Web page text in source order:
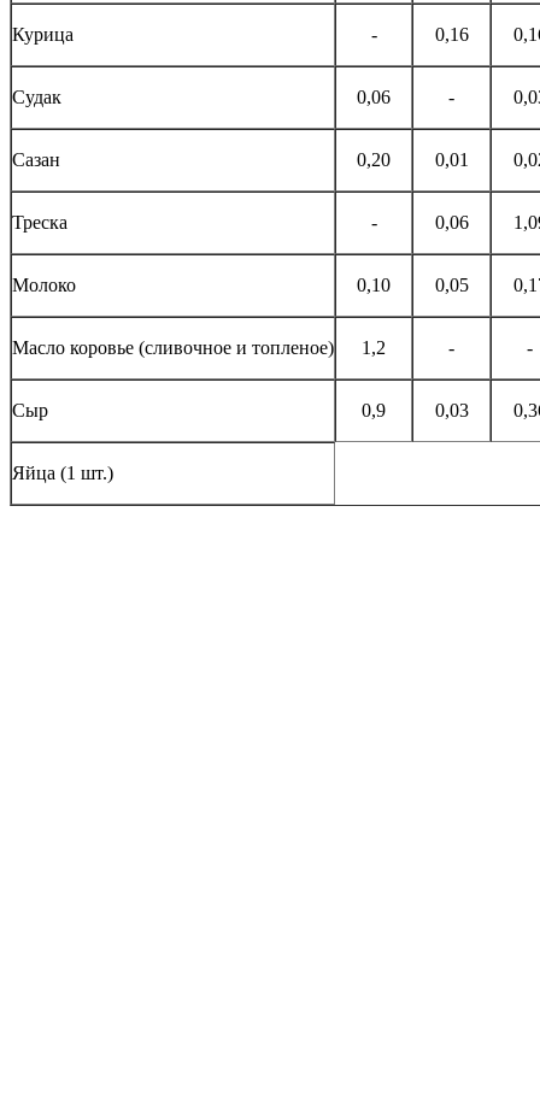
Курица - 0,16
Судак 0,06 -
Сазан 0,20 0,01
Треска - 0,06
Молоко 0,10 0,05
Масло коровье (сливочное и топленое) 1,2 - -
Сыр 0,9 0,03
Яйца (1 шт.)